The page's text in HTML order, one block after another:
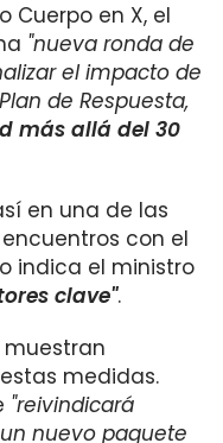
Cuerpo en X, el
"nueva ronda de
el impacto de
de Respuesta,
más allá del 30
en una de las
con el
indica el ministro
clave".
muestran
medidas.
"reivindicará
nuevo paquete